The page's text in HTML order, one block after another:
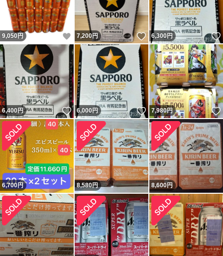
9,050 円 いいね！
7,200円 いいね！
6,300円
6,400円 いいね！
6,000円 いいね！
7,980円
6,700円 8,580円 8,600円